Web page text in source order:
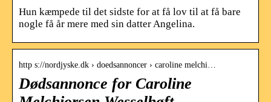
Hun kæmpede til det sidste for at få lov til at få bare
nogle få år mere med sin datter Angelina.
http s://nordjyske.dk › doedsannoncer › caroline melchi…
Dødsannonce for Caroline